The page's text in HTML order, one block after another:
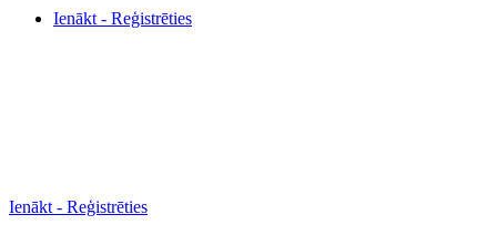
Ienākt - Reģistrēties
Ienākt - Reģistrēties